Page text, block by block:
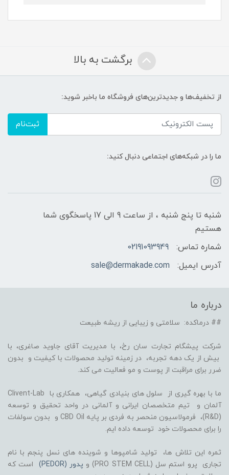
برگشت به بالا
از تخفیف‌ها و جدیدترین‌های فروشگاه ما باخبر شوید:
ثبت‌نام
ما را در شبکه‌های اجتماعی دنبال کنید:
شنبه تا پنج شنبه ، از ساعت 9 الی 17 پاسخگوی شما
هستیم
شماره تماس:
02191093949
آدرس ایمیل:
sale@dermakade.com
درباره ما
## درماکده: سلامتی و زیبایی از ریشه طبیعت
شرکت پیشگام تجارت سان رخ، با مدیریت آقای جاوید صاغری، با
بیش از یک دهه تجربه، در زمینه تولید محصولات با کیفیت و بدون
ضرر برای مراقبت از پوست و مو فعالیت می کند.
ما با بهره گیری از سلول های بنیادی گیاهی، همکاری با Clivent-Lab
آلمان و تیم متخصصان ایرانی و آلمانی در واحد تحقیق و توسعه
(R&D)، فرمولاسیون منحصر به فردی بر پایه CBD Oil و بدون سولفات
را برای محصولات خود توسعه داده ایم.
ثمره این تلاش ها، تولید شامپوها و شوینده های نسل پنجم با نام
تجاری پرو استم سل (PRO STEM CELL) و
پدور (PEDOR)
است که